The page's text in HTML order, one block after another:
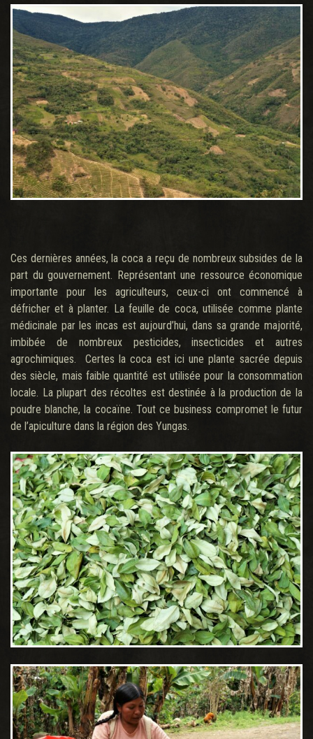
Ces dernières années, la coca a reçu de nombreux subsides de la
part du gouvernement. Représentant une ressource économique
importante pour les agriculteurs, ceux-ci ont commencé à
défricher et à planter. La feuille de coca, utilisée comme plante
médicinale par les incas est aujourd’hui, dans sa grande majorité,
imbibée de nombreux pesticides, insecticides et autres
agrochimiques. Certes la coca est ici une plante sacrée depuis
des siècle, mais faible quantité est utilisée pour la consommation
locale. La plupart des récoltes est destinée à la production de la
poudre blanche, la cocaïne. Tout ce business compromet le futur
de l’apiculture dans la région des Yungas.